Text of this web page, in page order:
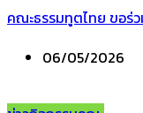
คณะธรรมทูตไทย ขอร่
06/05/2026